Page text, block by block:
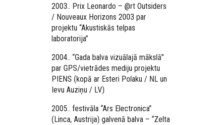
2003.. Prix Leonardo – @rt Outsiders
/ Nouveaux Horizons 2003 par
projektu “Akustiskās telpas
laboratorija”
2004.. “Gada balva vizuālajā mākslā”
par GPS/vietrādes mediju projektu
PIENS (kopā ar Esteri Polaku / NL un
Ievu Auziņu / LV)
2005.. festivāla “Ars Electronica”
(Linca, Austrija) galvenā balva – “Zelta